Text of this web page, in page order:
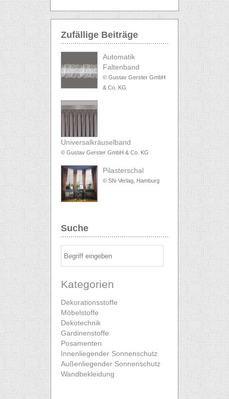
Zufällige Beiträge
Automatik
Faltenband
© Gustav Gerster GmbH
& Co. KG
Universalkräuselband
© Gustav Gerster GmbH & Co. KG
Pilasterschal
© SN-Verlag, Hamburg
Suche
Kategorien
Dekorationsstoffe
Möbelstoffe
Dekotechnik
Gardinenstoffe
Posamenten
Innenliegender Sonnenschutz
Außenliegender Sonnenschutz
Wandbekleidung